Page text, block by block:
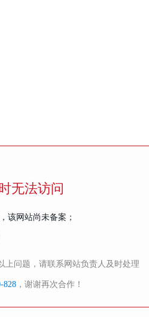
无法访问
该网站尚未备案；
上问题，请联系网站负责人及时处理
828 ，谢谢再次合作！